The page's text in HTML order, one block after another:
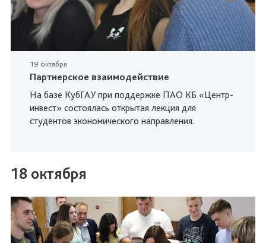
19 октября
Партнерское взаимодействие
На базе КубГАУ при поддержке ПАО КБ «Центр-
инвест» состоялась открытая лекция для
студентов экономического направления.
18 октября